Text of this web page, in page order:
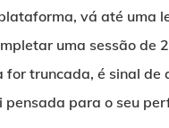
vá até uma
uma sessão de
for truncada, é sinal de
pensada para o seu